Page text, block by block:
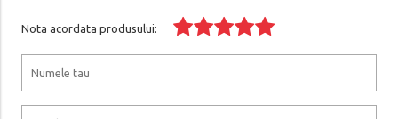
Nota acordata produsului: